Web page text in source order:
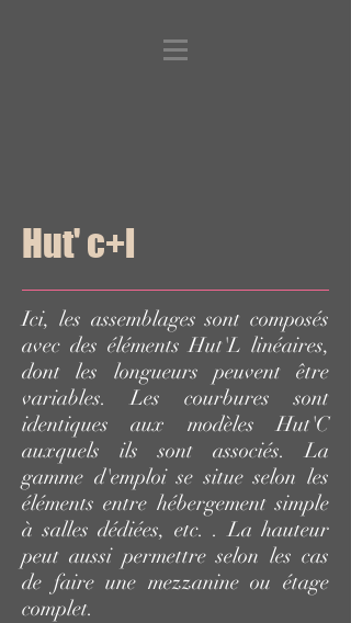
Hut' c+l
Ici, les assemblages sont composés
avec des éléments Hut'L linéaires,
dont les longueurs peuvent être
variables. Les courbures sont
identiques aux modèles Hut'C
auxquels ils sont associés. La
gamme d'emploi se situe selon les
éléments entre hébergement simple
à salles dédiées, etc. . La hauteur
peut aussi permettre selon les cas
de faire une mezzanine ou étage
complet.